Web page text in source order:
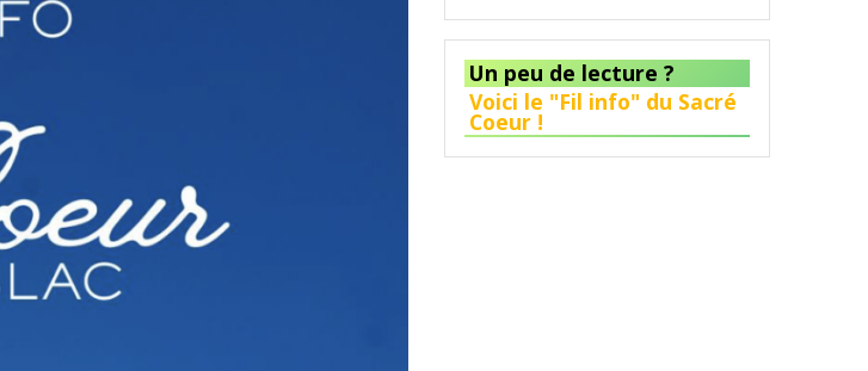
Un peu de lecture ?
Voici le "Fil info" du Sacré
Coeur !